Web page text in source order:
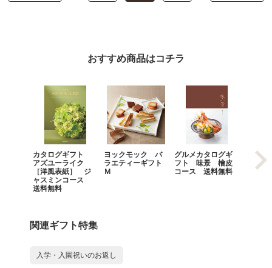
おすすめ商品はコチラ
カタログギフト
アズユーライク
［洋風表紙］ ジ
ャスミンコース
送料無料
ヨックモック バ
ラエティーギフト
Ｍ
グルメカタログギ
フト 味景 檜皮
コース 送料無料
カタ
アズユ
［洋
関連ギフト特集
入学・入園祝いのお返し